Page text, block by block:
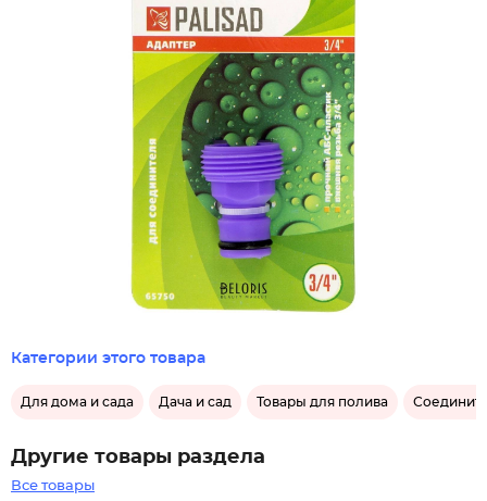
Категории этого товара
Для дома и сада Дача и сад Товары для полива
Другие товары раздела
Все товары